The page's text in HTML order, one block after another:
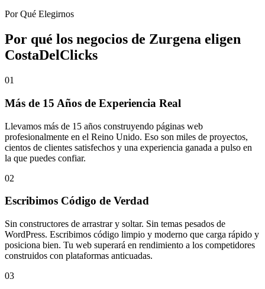
Por Qué Elegirnos
Por qué los negocios de Zurgena eligen
CostaDelClicks
01
Más de 15 Años de Experiencia Real
Llevamos más de 15 años construyendo páginas web
profesionalmente en el Reino Unido. Eso son miles de proyectos,
cientos de clientes satisfechos y una experiencia ganada a pulso en
la que puedes confiar.
02
Escribimos Código de Verdad
Sin constructores de arrastrar y soltar. Sin temas pesados de
WordPress. Escribimos código limpio y moderno que carga rápido y
posiciona bien. Tu web superará en rendimiento a los competidores
construidos con plataformas anticuadas.
03